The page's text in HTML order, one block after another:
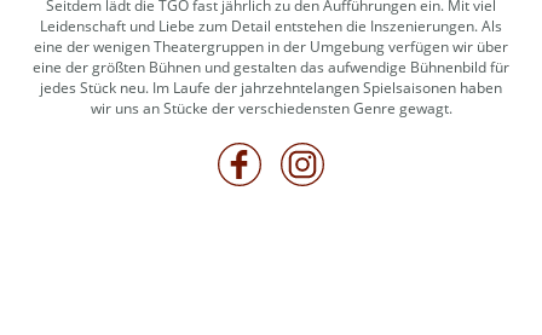
Seitdem lädt die TGO fast jährlich zu den Aufführungen ein. Mit viel
Leidenschaft und Liebe zum Detail entstehen die Inszenierungen. Als
eine der wenigen Theatergruppen in der Umgebung verfügen wir über
eine der größten Bühnen und gestalten das aufwendige Bühnenbild für
jedes Stück neu. Im Laufe der jahrzehntelangen Spielsaisonen haben
wir uns an Stücke der verschiedensten Genre gewagt.